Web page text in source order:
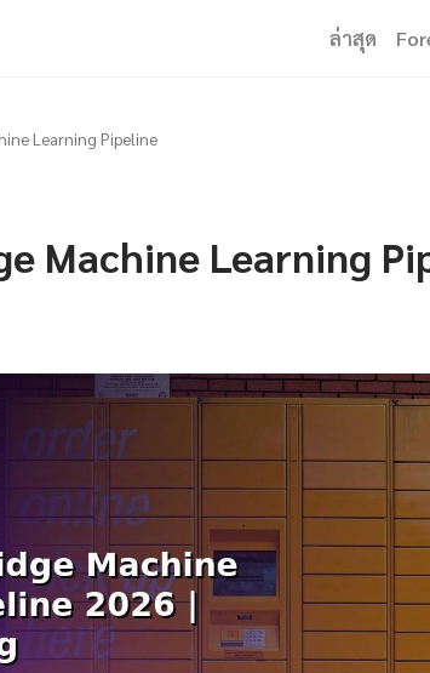
ล่าสุด
Learning Pipeline
Machine Learning